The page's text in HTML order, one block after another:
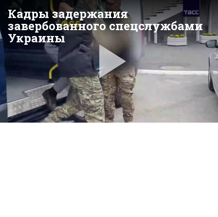
Кадры задержания
завербованного спецслужбами
Украины